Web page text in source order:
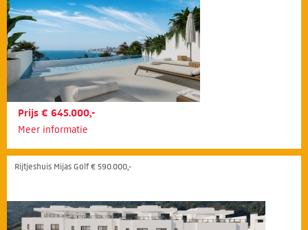
Prijs € 645.000,-
Meer informatie
Rijtjeshuis Mijas Golf € 590.000,-